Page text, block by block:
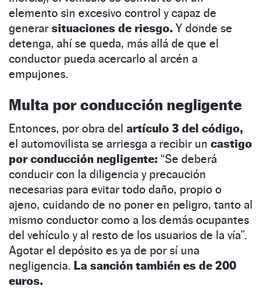
elemento sin excesivo control y capaz de
generar situaciones de riesgo. Y donde se
detenga, ahí se queda, más allá de que el
conductor pueda acercarlo al arcén a
empujones.
Multa por conducción negligente
Entonces, por obra del artículo 3 del código,
el automovilista se arriesga a recibir un castigo
por conducción negligente: “Se deberá
conducir con la diligencia y precaución
necesarias para evitar todo daño, propio o
ajeno, cuidando de no poner en peligro, tanto al
mismo conductor como a los demás ocupantes
del vehículo y al resto de los usuarios de la vía”.
Agotar el depósito es ya de por sí una
negligencia. La sanción también es de 200
euros.